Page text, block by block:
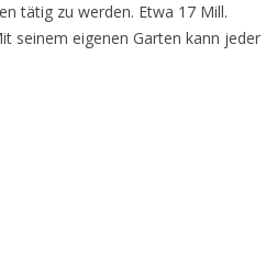
tätig zu werden. Etwa 17 Mill.
seinem eigenen Garten kann jeder